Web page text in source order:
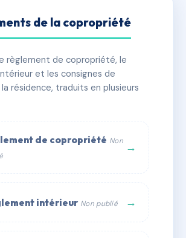
🏠 87 lots 🏗 1 bâtiment(s)
Syndic Digital
de la copropriété
règlement de copropriété, le
et les consignes de
résidence, traduits en plusieurs
de copropriété Non →
intérieur Non publié →